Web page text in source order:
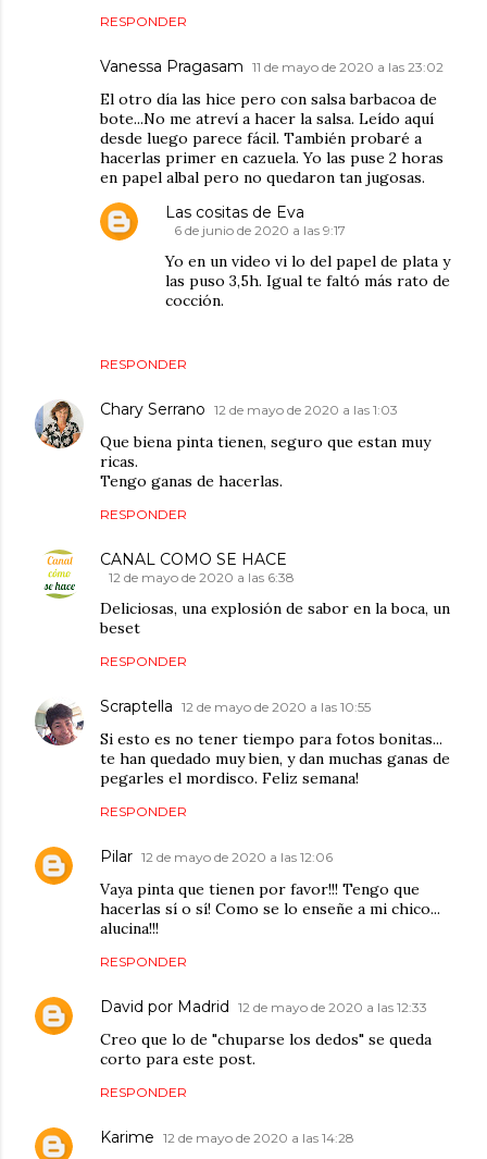
RESPONDER
Vanessa Pragasam 11 de mayo de 2020 a las 23:02
El otro día las hice pero con salsa barbacoa de
bote...No me atreví a hacer la salsa. Leído aquí
desde luego parece fácil. También probaré a
hacerlas primer en cazuela. Yo las puse 2 horas
en papel albal pero no quedaron tan jugosas.
RESPONDER
Las cositas de Eva
6 de junio de 2020 a las 9:17
Yo en un video vi lo del papel de plata y
las puso 3,5h. Igual te faltó más rato de
cocción.
Chary Serrano 12 de mayo de 2020 a las 1:03
Que biena pinta tienen, seguro que estan muy
ricas.
Tengo ganas de hacerlas.
RESPONDER
CANAL COMO SE HACE
12 de mayo de 2020 a las 6:38
Deliciosas, una explosión de sabor en la boca, un
beset
RESPONDER
Scraptella 12 de mayo de 2020 a las 10:55
Si esto es no tener tiempo para fotos bonitas...
te han quedado muy bien, y dan muchas ganas de
pegarles el mordisco. Feliz semana!
RESPONDER
Pilar 12 de mayo de 2020 a las 12:06
Vaya pinta que tienen por favor!!! Tengo que
hacerlas sí o sí! Como se lo enseñe a mi chico...
alucina!!!
RESPONDER
David por Madrid 12 de mayo de 2020 a las 12:33
Creo que lo de "chuparse los dedos" se queda
corto para este post.
RESPONDER
Karime 12 de mayo de 2020 a las 14:28